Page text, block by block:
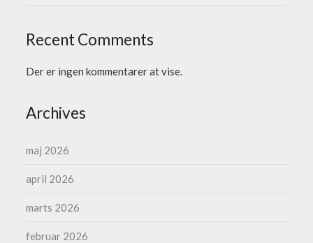
Recent Comments
Der er ingen kommentarer at vise.
Archives
maj 2026
april 2026
marts 2026
februar 2026